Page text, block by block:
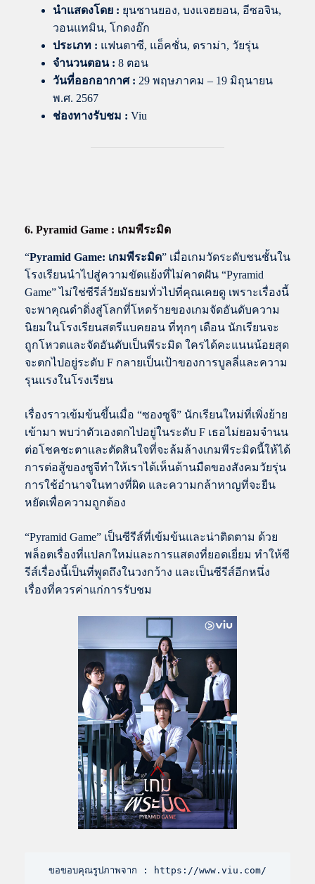
นำแสดงโดย : ยุนชานยอง, บงแจฮยอน, อีซอจิน,
วอนแทมิน, โกดงอ๊ก
ประเภท : แฟนตาซี, แอ็คชั่น, ดราม่า, วัยรุ่น
จำนวนตอน : 8 ตอน
วันที่ออกอากาศ : 29 พฤษภาคม – 19 มิถุนายน
พ.ศ. 2567
ช่องทางรับชม : Viu
6. Pyramid Game : เกมพีระมิด
“Pyramid Game: เกมพีระมิด” เมื่อเกมวัดระดับชนชั้นใน
โรงเรียนนำไปสู่ความขัดแย้งที่ไม่คาดฝัน “Pyramid
Game” ไม่ใช่ซีรีส์วัยมัธยมทั่วไปที่คุณเคยดู เพราะเรื่องนี้
จะพาคุณดำดิ่งสู่โลกที่โหดร้ายของเกมจัดอันดับความ
นิยมในโรงเรียนสตรีแบคยอน ที่ทุกๆ เดือน นักเรียนจะ
ถูกโหวตและจัดอันดับเป็นพีระมิด ใครได้คะแนนน้อยสุด
จะตกไปอยู่ระดับ F กลายเป็นเป้าของการบูลลี่และความ
รุนแรงในโรงเรียน
เรื่องราวเข้มข้นขึ้นเมื่อ “ซองซูจี” นักเรียนใหม่ที่เพิ่งย้าย
เข้ามา พบว่าตัวเองตกไปอยู่ในระดับ F เธอไม่ยอมจำนน
ต่อโชคชะตาและตัดสินใจที่จะล้มล้างเกมพีระมิดนี้ให้ได้
การต่อสู้ของซูจีทำให้เราได้เห็นด้านมืดของสังคมวัยรุ่น
การใช้อำนาจในทางที่ผิด และความกล้าหาญที่จะยืน
หยัดเพื่อความถูกต้อง
“Pyramid Game” เป็นซีรีส์ที่เข้มข้นและน่าติดตาม ด้วย
พล็อตเรื่องที่แปลกใหม่และการแสดงที่ยอดเยี่ยม ทำให้ซี
รีส์เรื่องนี้เป็นที่พูดถึงในวงกว้าง และเป็นซีรีส์อีกหนึ่ง
เรื่องที่ควรค่าแก่การรับชม
ขอขอบคุณรูปภาพจาก : https://www.viu.com/